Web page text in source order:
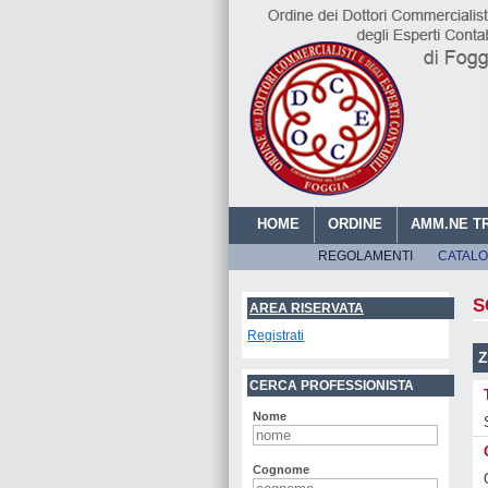
HOME ORDINE AMM.NE
REGOLAMENTI
AREA RISERVATA
Registrati
CERCA PROFESSIONISTA
Nome
Cognome